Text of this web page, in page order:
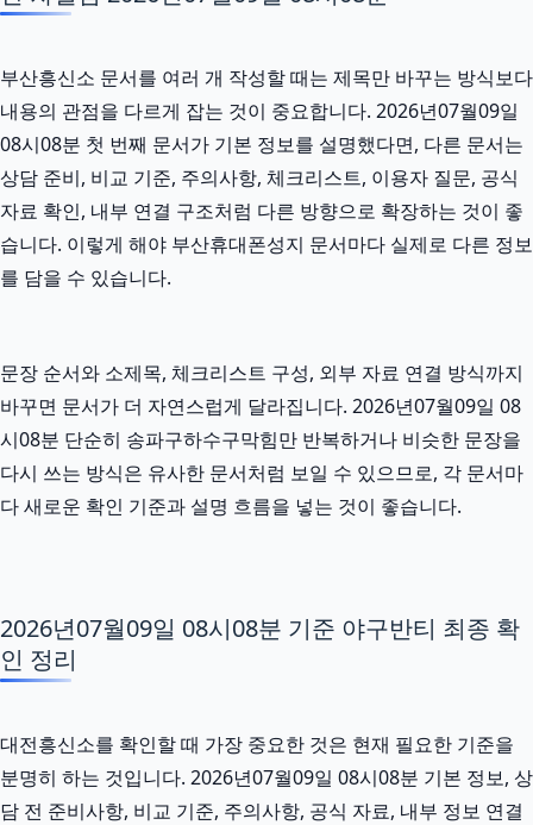
부산흥신소 문서를 여러 개 작성할 때는 제목만 바꾸는 방식보다
내용의 관점을 다르게 잡는 것이 중요합니다. 2026년07월09일
08시08분 첫 번째 문서가 기본 정보를 설명했다면, 다른 문서는
상담 준비, 비교 기준, 주의사항, 체크리스트, 이용자 질문, 공식
자료 확인, 내부 연결 구조처럼 다른 방향으로 확장하는 것이 좋
습니다. 이렇게 해야 부산휴대폰성지 문서마다 실제로 다른 정보
를 담을 수 있습니다.
문장 순서와 소제목, 체크리스트 구성, 외부 자료 연결 방식까지
바꾸면 문서가 더 자연스럽게 달라집니다. 2026년07월09일 08
시08분 단순히 송파구하수구막힘만 반복하거나 비슷한 문장을
다시 쓰는 방식은 유사한 문서처럼 보일 수 있으므로, 각 문서마
다 새로운 확인 기준과 설명 흐름을 넣는 것이 좋습니다.
2026년07월09일 08시08분 기준 야구반티 최종 확
인 정리
대전흥신소를 확인할 때 가장 중요한 것은 현재 필요한 기준을
분명히 하는 것입니다. 2026년07월09일 08시08분 기본 정보, 상
담 전 준비사항, 비교 기준, 주의사항, 공식 자료, 내부 정보 연결